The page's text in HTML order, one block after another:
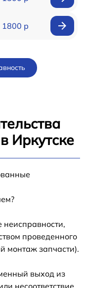
1800 р
Иркутске
неисправности,
проведенного
монтаж запчасти).
выход из
несоответствие